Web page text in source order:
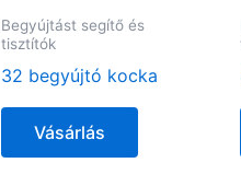
Begyújtást segítő és
tisztítók
32 begyújtó kocka
Vásárlás